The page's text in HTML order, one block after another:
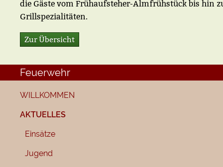
die Gäste vom Frühaufsteher-Almfrühstück bis hin
Grillspezialitäten.
Zur Übersicht
Feuerwehr
WILLKOMMEN
AKTUELLES
Einsätze
Jugend